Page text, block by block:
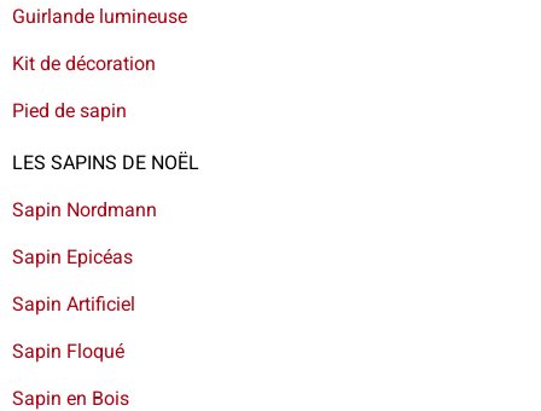
Guirlande lumineuse
Kit de décoration
Pied de sapin
LES SAPINS DE NOËL
Sapin Nordmann
Sapin Epicéas
Sapin Artificiel
Sapin Floqué
Sapin en Bois